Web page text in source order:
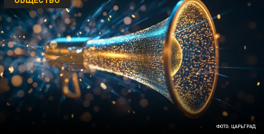
ФОТО: ЦАРЬГРАД